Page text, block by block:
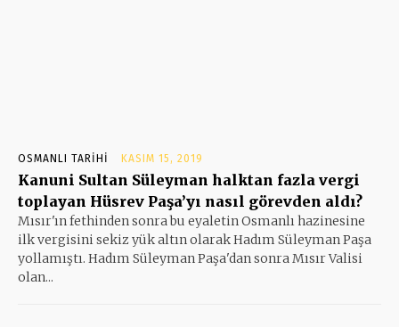
OSMANLI TARIHI KASIM 15, 2019
Kanuni Sultan Süleyman halktan fazla vergi
toplayan Hüsrev Paşa’yı nasıl görevden aldı?
Mısır'ın fethinden sonra bu eyaletin Osmanlı hazinesine
ilk vergisini sekiz yük altın olarak Hadım Süleyman Paşa
yollamıştı. Hadım Süleyman Paşa'dan sonra Mısır Valisi
olan...